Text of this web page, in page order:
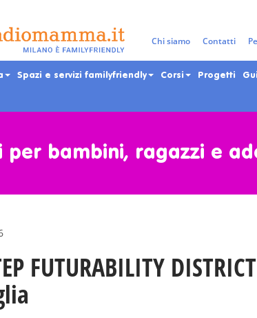
Chi siamo Contatti
Spazi e servizi familyfriendly Corsi Progetti
per bambini, ragazzi e
FUTURABILITY